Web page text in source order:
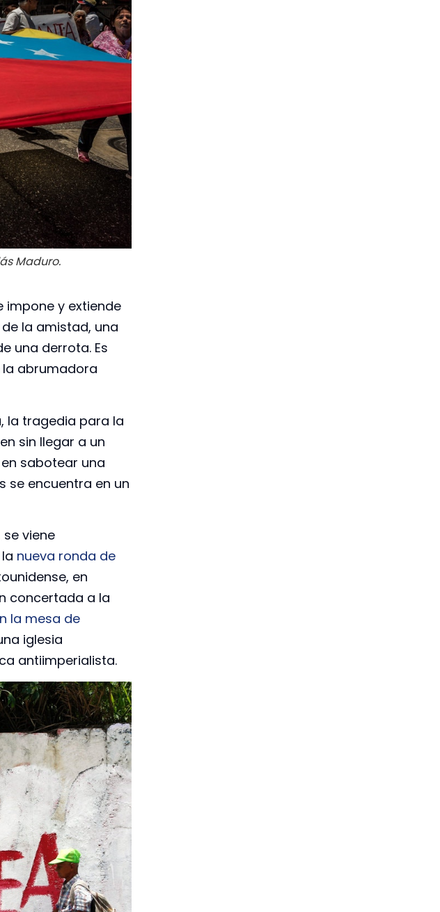
Maduro.
impone y extiende
la amistad, una
una derrota. Es
la abrumadora
la tragedia para la
sin llegar a un
sabotear una
se encuentra en un
se viene
nueva ronda de
en
concertada a la
la mesa de
iglesia
antiimperialista.